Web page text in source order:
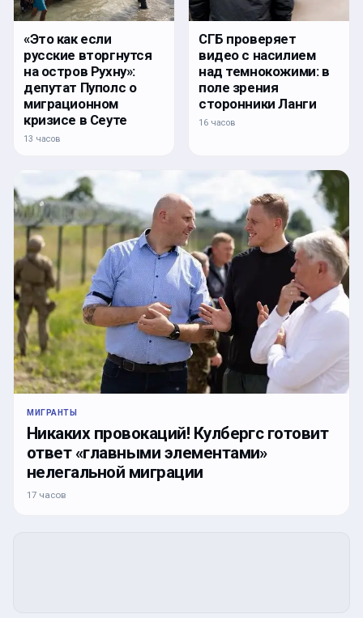
«Это как если
русские вторгнутся
на остров Рухну»:
депутат Пуполс о
миграционном
кризисе в Сеуте
13 часов
СГБ проверяет
видео с насилием
над темнокожими: в
поле зрения
сторонники Ланги
16 часов
МИГРАНТЫ
Никаких провокаций! Кулбергс готовит
ответ «главными элементами»
нелегальной миграции
17 часов